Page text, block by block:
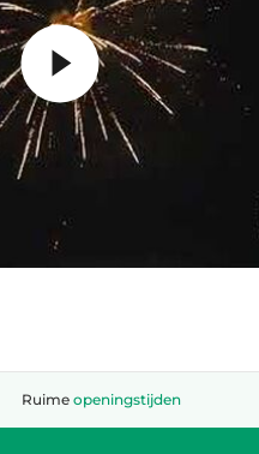
Ruime openingstijden